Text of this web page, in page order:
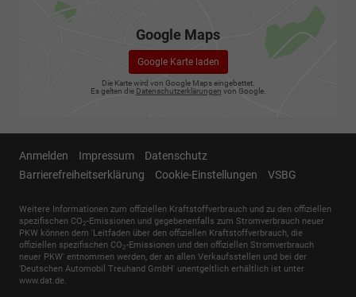
Google Maps
Google Karte laden
Die Karte wird von Google Maps eingebettet.
Es gelten die Datenschutzerklärungen von Google.
Anmelden Impressum
Datenschutz
Barrierefreiheitserklärung
Cookie-Einstellungen VSBG
Weitere Informationen zum offiziellen Kraftstoffverbrauch und zu den offiziellen
spezifischen CO2-Emissionen und gegebenenfalls zum Stromverbrauch neuer
PKW können dem 'Leitfaden über den offiziellen Kraftstoffverbrauch, die
offiziellen spezifischen CO2-Emissionen und den offiziellen Stromverbrauch
neuer PKW' entnommen werden, der an allen Verkaufsstellen und bei der
'Deutschen Automobil Treuhand GmbH' unentgeltlich erhältlich ist unter
www.dat.de.